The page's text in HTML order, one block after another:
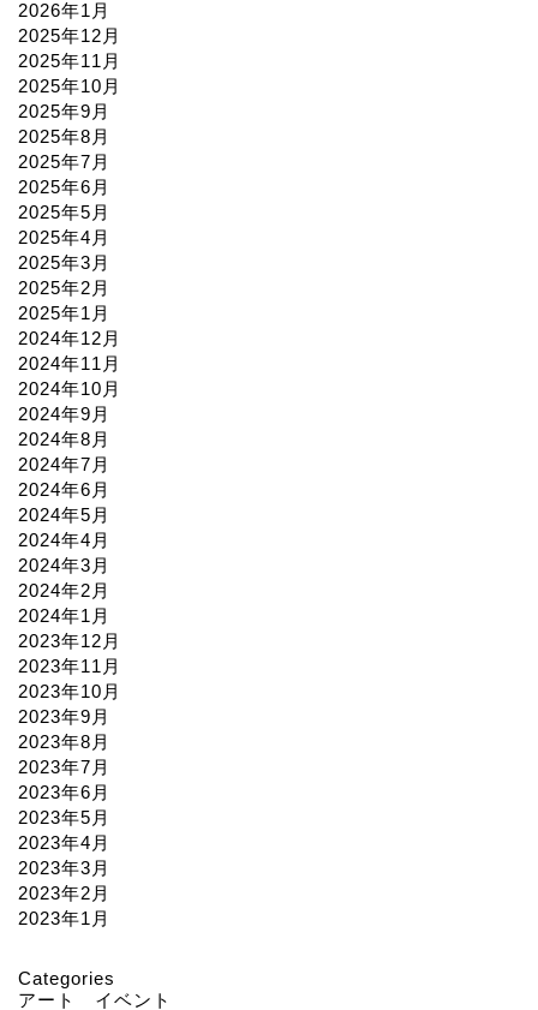
2026年1月
2025年12月
2025年11月
2025年10月
2025年9月
2025年8月
2025年7月
2025年6月
2025年5月
2025年4月
2025年3月
2025年2月
2025年1月
2024年12月
2024年11月
2024年10月
2024年9月
2024年8月
2024年7月
2024年6月
2024年5月
2024年4月
2024年3月
2024年2月
2024年1月
2023年12月
2023年11月
2023年10月
2023年9月
2023年8月
2023年7月
2023年6月
2023年5月
2023年4月
2023年3月
2023年2月
2023年1月
Categories
アート イベント